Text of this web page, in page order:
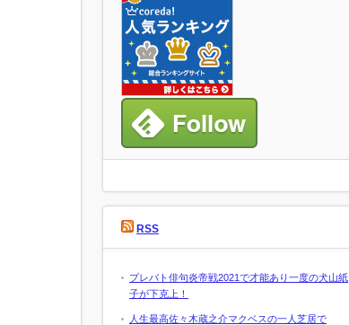
RSS
プレバト俳句炎帝戦2021で才能あり一度の犬山紙
子が下克上！
人生最高佐々木蔵之介マクベスの一人芝居で